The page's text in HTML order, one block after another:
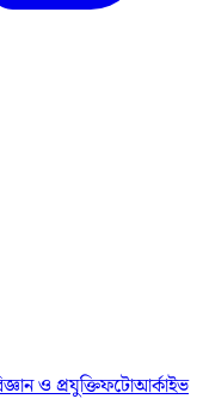
ও প্রযুক্তিফটোআর্কাইভ